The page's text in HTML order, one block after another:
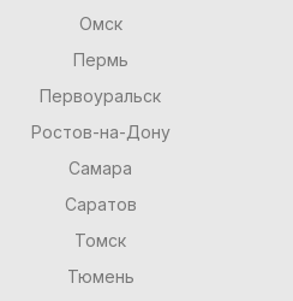
Омск
Пермь
Первоуральск
Ростов-на-Дону
Самара
Саратов
Томск
Тюмень